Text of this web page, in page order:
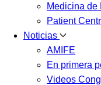
Medicina de
Patient
Noticias
AMIFE
En primera
Videos